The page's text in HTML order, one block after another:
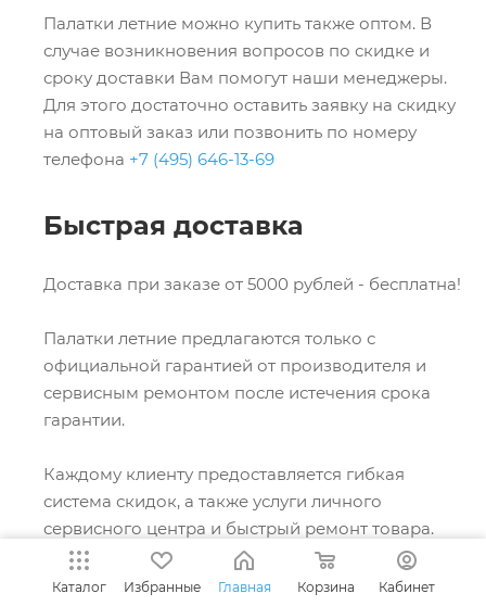
Палатки летние можно купить также оптом. В
случае возникновения вопросов по скидке и
сроку доставки Вам помогут наши менеджеры.
Для этого достаточно оставить заявку на скидку
на оптовый заказ или позвонить по номеру
телефона +7 (495) 646-13-69
Быстрая доставка
Доставка при заказе от 5000 рублей - бесплатна!
Палатки летние предлагаются только с
официальной гарантией от производителя и
сервисным ремонтом после истечения срока
гарантии.
Каждому клиенту предоставляется гибкая
система скидок, а также услуги личного
сервисного центра и быстрый ремонт товара.
Доставка в сжатые сроки!
Каталог Избранные Главная Корзина Кабинет